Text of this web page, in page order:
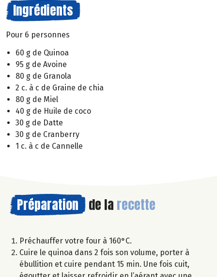
Ingrédients
Pour 6 personnes
60 g de Quinoa
95 g de Avoine
80 g de Granola
2 c. à c de Graine de chia
80 g de Miel
40 g de Huile de coco
30 g de Datte
30 g de Cranberry
1 c. à c de Cannelle
Préparation de la recette
Préchauffer votre four à 160°C.
Cuire le quinoa dans 2 fois son volume, porter à
ébullition et cuire pendant 15 min. Une fois cuit,